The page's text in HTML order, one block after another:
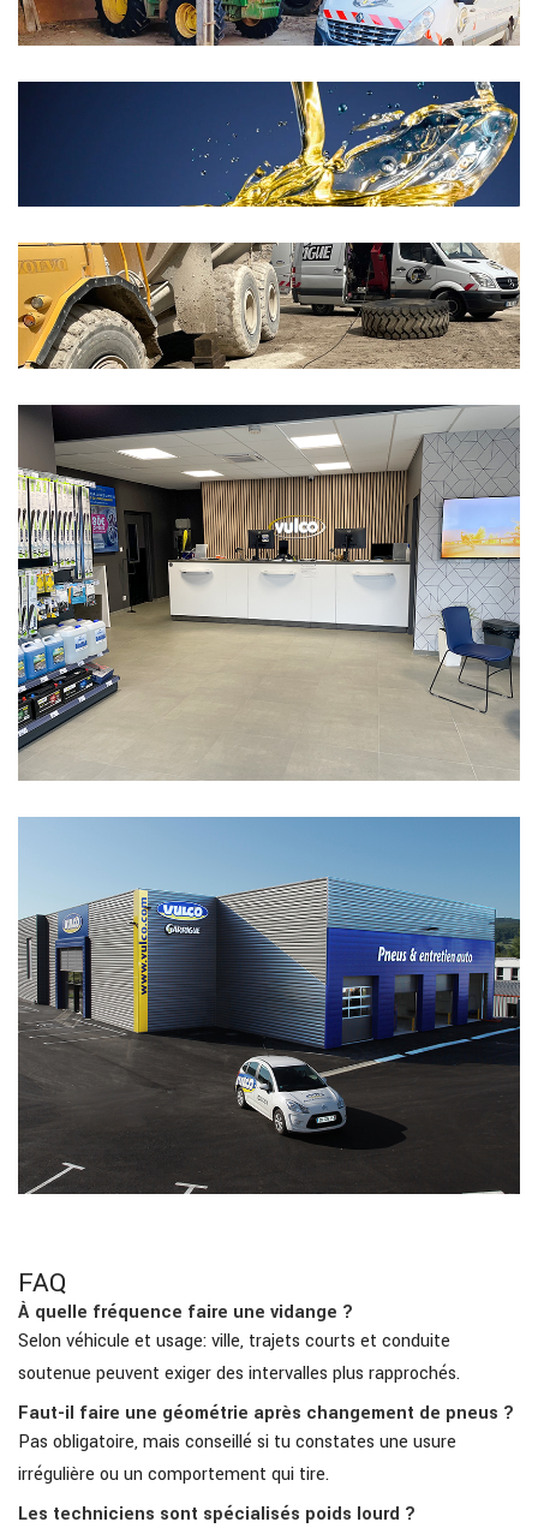
FAQ
À quelle fréquence faire une vidange ?
Selon véhicule et usage: ville, trajets courts et conduite
soutenue peuvent exiger des intervalles plus rapprochés.
Faut-il faire une géométrie après changement de pneus ?
Pas obligatoire, mais conseillé si tu constates une usure
irrégulière ou un comportement qui tire.
Les techniciens sont spécialisés poids lourd ?